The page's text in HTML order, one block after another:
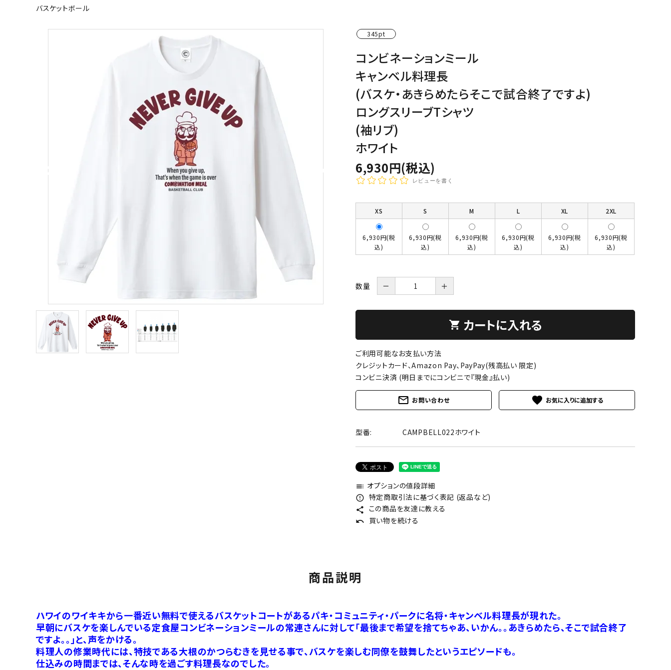
バスケットボール
345pt
コンビネーションミール
キャンベル料理長
(バスケ・あきらめたらそこで試合終了ですよ)
ロングスリーブTシャツ
(袖リブ)
ホワイト
6,930円(税込)
レビューを書く
XS S M L XL 2XL
6,930円(税
込)
6,930円(税
込)
6,930円(税
込)
6,930円(税
込)
6,930円(税
込)
6,930円(税
込)
数量 － ＋
shopping_cart カートに入れる
ご利用可能なお支払い方法
クレジットカード、Amazon Pay、PayPay(残高払い 限定)
コンビニ決済 (明日までにコンビニで『現金』払い)
mail_outline お問い合わせ favorite
型番: CAMPBELL022ホワイト
toc オプションの値段詳細
error_outline 特定商取引法に基づく表記 (返品など)
share この商品を友達に教える
undo 買い物を続ける
商品説明
ハワイのワイキキから一番近い無料で使えるバスケットコートがあるパキ・コミュニティ・パークに名将・キャンベル料理長が現れた。
早朝にバスケを楽しんでいる定食屋コンビネーションミールの常連さんに対して「最後まで希望を捨てちゃあ、いかん。。あきらめたら、そこで試合終了
ですよ。。」と、声をかける。
料理人の修業時代には、特技である大根のかつらむきを見せる事で、バスケを楽しむ同僚を鼓舞したというエピソードも。
仕込みの時間までは、そんな時を過ごす料理長なのでした。